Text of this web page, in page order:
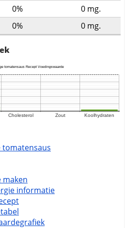
0% 0 mg.
0% 0 mg.
maken
informatie